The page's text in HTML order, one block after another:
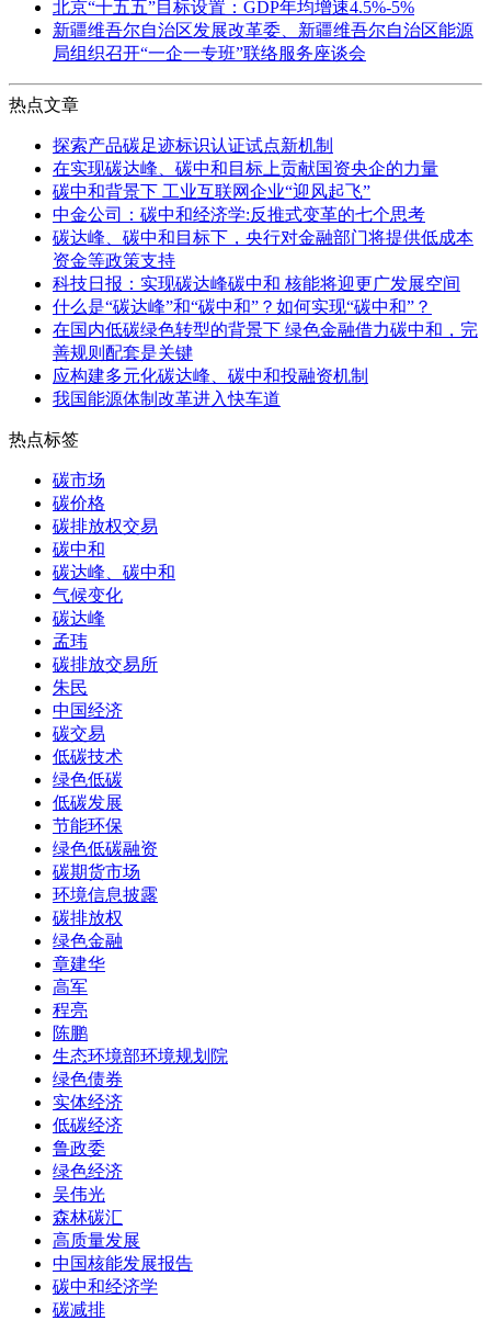
北京“十五五”目标设置：GDP年均增速4.5%-5%
新疆维吾尔自治区发展改革委、新疆维吾尔自治区能源
局组织召开“一企一专班”联络服务座谈会
热点文章
探索产品碳足迹标识认证试点新机制
在实现碳达峰、碳中和目标上贡献国资央企的力量
碳中和背景下 工业互联网企业“迎风起飞”
中金公司：碳中和经济学:反推式变革的七个思考
碳达峰、碳中和目标下，央行对金融部门将提供低成本
资金等政策支持
科技日报：实现碳达峰碳中和 核能将迎更广发展空间
什么是“碳达峰”和“碳中和”？如何实现“碳中和”？
在国内低碳绿色转型的背景下 绿色金融借力碳中和，完
善规则配套是关键
应构建多元化碳达峰、碳中和投融资机制
我国能源体制改革进入快车道
热点标签
碳市场
碳价格
碳排放权交易
碳中和
碳达峰、碳中和
气候变化
碳达峰
孟玮
碳排放交易所
朱民
中国经济
碳交易
低碳技术
绿色低碳
低碳发展
节能环保
绿色低碳融资
碳期货市场
环境信息披露
碳排放权
绿色金融
章建华
高军
程亮
陈鹏
生态环境部环境规划院
绿色债券
实体经济
低碳经济
鲁政委
绿色经济
吴伟光
森林碳汇
高质量发展
中国核能发展报告
碳中和经济学
碳减排